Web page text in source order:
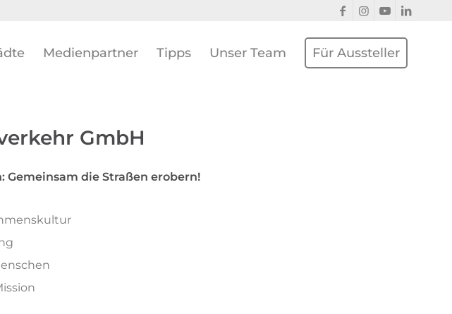
Medienpartner Tipps Unser Team Für Aussteller
GmbH
Gemeinsam die Straßen erobern!